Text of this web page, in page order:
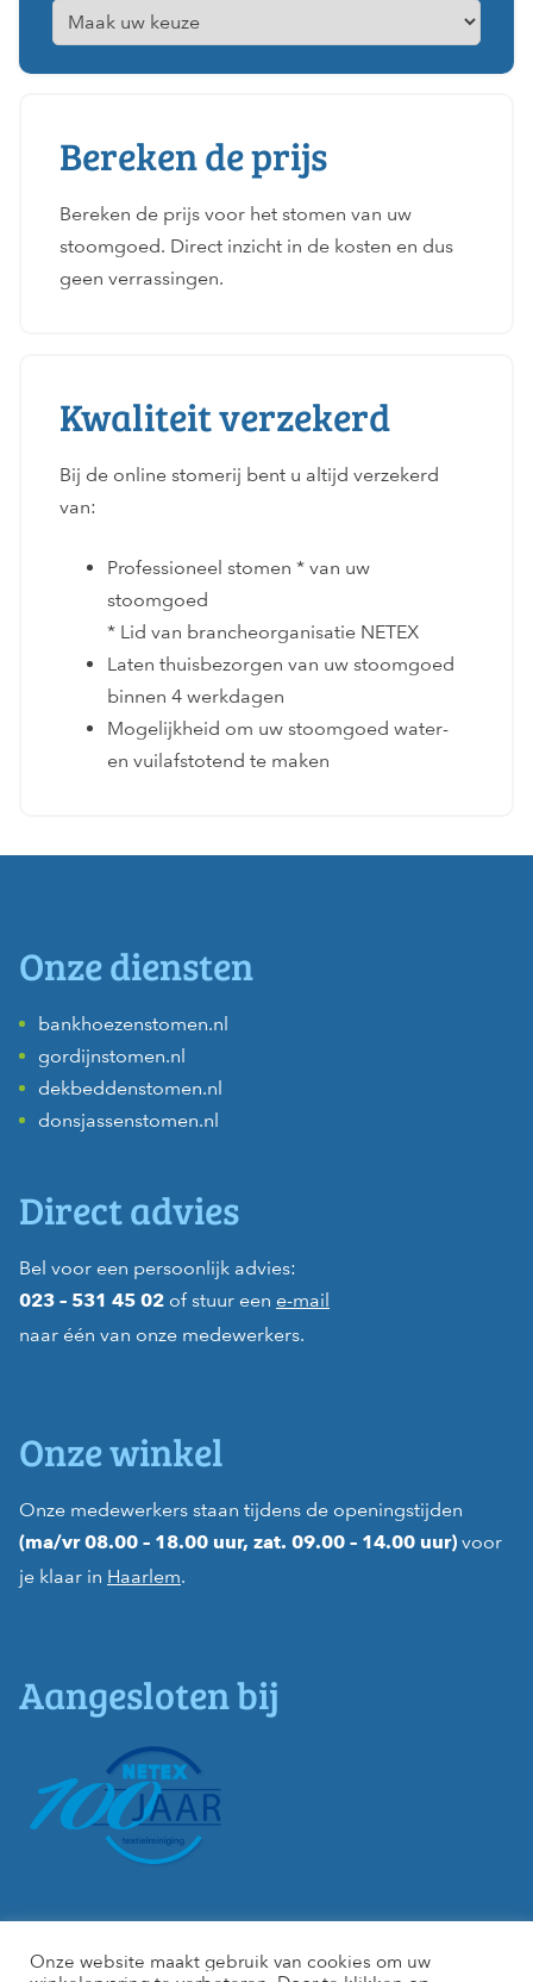
Bereken de prijs
Bereken de prijs voor het stomen van uw
stoomgoed. Direct inzicht in de kosten en dus
geen verrassingen.
Kwaliteit verzekerd
Bij de online stomerij bent u altijd verzekerd
van:
Professioneel stomen * van uw
stoomgoed
* Lid van brancheorganisatie NETEX
Laten thuisbezorgen van uw stoomgoed
binnen 4 werkdagen
Mogelijkheid om uw stoomgoed water-
en vuilafstotend te maken
Onze diensten
bankhoezenstomen.nl
gordijnstomen.nl
dekbeddenstomen.nl
donsjassenstomen.nl
Direct advies
Bel voor een persoonlijk advies:
023 – 531 45 02 of stuur een e-mail
naar één van onze medewerkers.
Onze winkel
Onze medewerkers staan tijdens de openingstijden
(ma/vr 08.00 – 18.00 uur, zat. 09.00 – 14.00 uur) voor
je klaar in Haarlem.
Aangesloten bij
Onze website maakt gebruik van cookies om uw